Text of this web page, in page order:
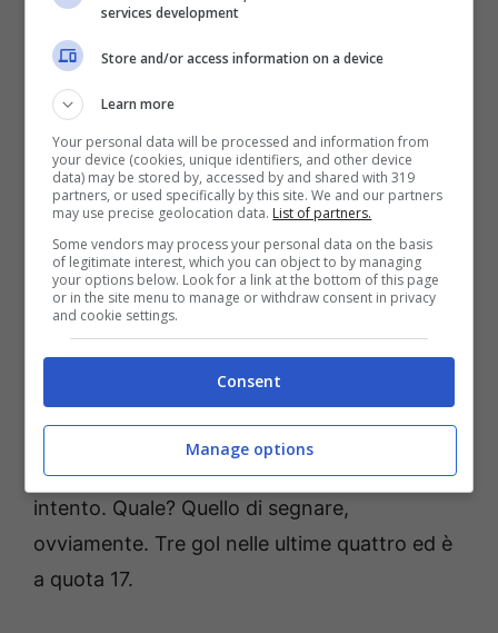
perdere punti ce ne stanno poche. Autore di
9 gol in questa stagione, il nigerianoOkereke
vorrebbe centrare anche lui la doppia cifra.
Contro quella che è stata la difesa più battuta
dell’intero campionato, è evidente che le
possibilità sono abbastanza alte per riuscire
nel proprio intento.
Chiudiamo, infine, la nostra tripla con Sowe
del Rizespor. Gli ospiti sono retrocessi, quindi
non hanno proprio nessun pensiero. I padroni
di casa vogliono chiudere l’anno con una
vittoria e l’attaccante è uno di quelli che
ovviamente potrebbe riuscire nel proprio
intento. Quale? Quello di segnare,
ovviamente. Tre gol nelle ultime quattro ed è
a quota 17.
services development
Store and/or access information on a device
Learn more
Your personal data will be processed and information from
your device (cookies, unique identifiers, and other device
data) may be stored by, accessed by and shared with 319
partners, or used specifically by this site. We and our partners
may use precise geolocation data. List of partners.
Some vendors may process your personal data on the basis
of legitimate interest, which you can object to by managing
your options below. Look for a link at the bottom of this page
or in the site menu to manage or withdraw consent in privacy
and cookie settings.
Consent
Manage options